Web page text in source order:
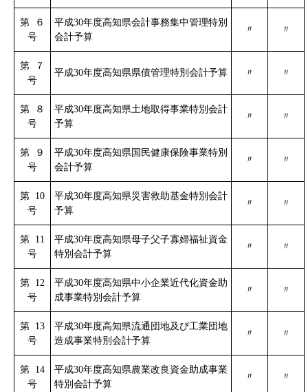
第 ６
号
平成30年度高知県会計事務集中管理特別
会計予算
〃 〃
第 ７
号
平成30年度高知県県債管理特別会計予算 〃 〃
第 ８
号
平成30年度高知県土地取得事業特別会計
予算
〃 〃
第 ９
号
平成30年度高知県国民健康保険事業特別
会計予算
〃 〃
第 10
号
平成30年度高知県災害救助基金特別会計
予算
〃 〃
第 11
号
平成30年度高知県母子父子寡婦福祉資金
特別会計予算
〃 〃
第 12
号
平成30年度高知県中小企業近代化資金助
成事業特別会計予算
〃 〃
第 13
号
平成30年度高知県流通団地及び工業団地
造成事業特別会計予算
〃 〃
第 14
号
平成30年度高知県農業改良資金助成事業
特別会計予算
〃 〃